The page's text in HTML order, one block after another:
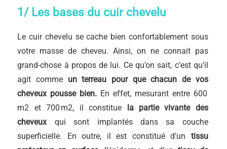
1/ Les bases du cuir chevelu
Le cuir chevelu se cache bien confortablement sous
votre masse de cheveu. Ainsi, on ne connait pas
grand-chose à propos de lui. Ce qu’on sait, c’est qu’il
agit comme un terreau pour que chacun de vos
cheveux pousse bien. En effet, mesurant entre 600
m2 et 700 m2, il constitue la partie vivante des
cheveuxqui sont implantés dans sa couche
superficielle. En outre, il est constitué d’un tissu